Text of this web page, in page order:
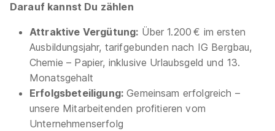
(m/w/d) - 2026 Schwarzwald-Sprudel GmbH
01.09.2026
77740 Bad Peterstal-Griesbach
Darauf kannst Du zählen
Attraktive Vergütung: Über 1.200 € im ersten
Ausbildungsjahr, tarifgebunden nach IG Bergbau,
Chemie – Papier, inklusive Urlaubsgeld und 13.
Monatsgehalt
Erfolgsbeteiligung: Gemeinsam erfolgreich –
unsere Mitarbeitenden profitieren vom
Unternehmenserfolg